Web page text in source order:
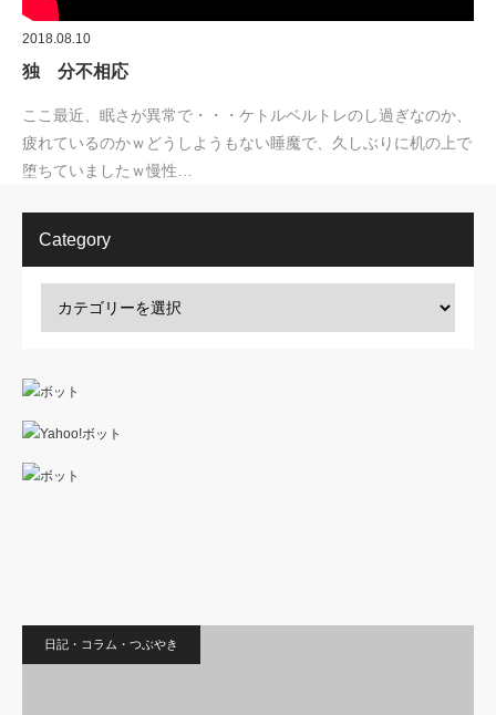
2018.08.10
独 分不相応
ここ最近、眠さが異常で・・・ケトルベルトレのし過ぎなのか、
疲れているのかｗどうしようもない睡魔で、久しぶりに机の上で
堕ちていましたｗ慢性…
Category
日記・コラム・つぶやき